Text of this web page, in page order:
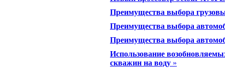
Преимущества выбора
Преимущества выбора
Преимущества выбора
Использование
скважин на воду »